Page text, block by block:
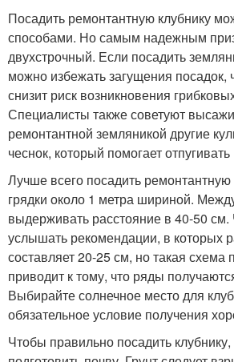
Посадить ремонтантную клубнику
способами. Но самым надежным
двухстрочный. Если посадить
можно избежать загущения посадок,
снизит риск возникновения
Специалисты также советуют
ремонтантной земляникой другие
чеснок, который помогает
Лучше всего посадить ремонтантную
грядки около 1 метра шириной.
выдерживать расстояние в 40-50
услышать рекомендации, в которых
составляет 20-25 см, но такая схема
приводит к тому, что ряды
Выбирайте солнечное место для
обязательное условие получения
Чтобы правильно посадить